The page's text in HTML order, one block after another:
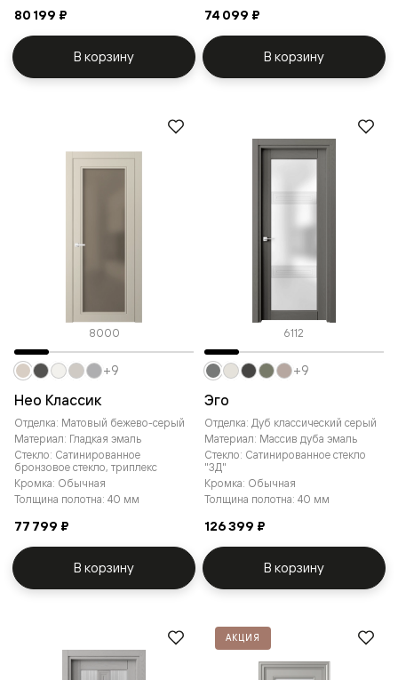
80 199 ₽
В корзину
74 099 ₽
В корзину
8000
Нео Классик
Отделка: Матовый бежево-серый
Материал: Гладкая эмаль
Стекло: Сатинированное
бронзовое стекло, триплекс
Кромка: Обычная
Толщина полотна: 40 мм
77 799 ₽
+9
В корзину
6112
Эго
Отделка: Дуб классический серый
Материал: Массив дуба эмаль
Стекло: Сатинированное стекло
"3Д"
Кромка: Обычная
Толщина полотна: 40 мм
126 399 ₽
+9
В корзину
АКЦИЯ